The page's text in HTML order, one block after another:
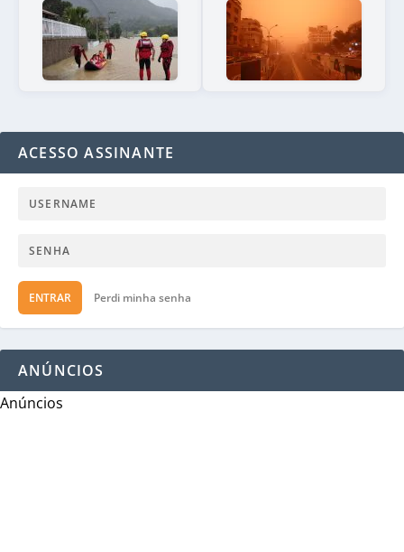
ACESSO ASSINANTE
ENTRAR Perdi minha senha
ANÚNCIOS
Anúncios